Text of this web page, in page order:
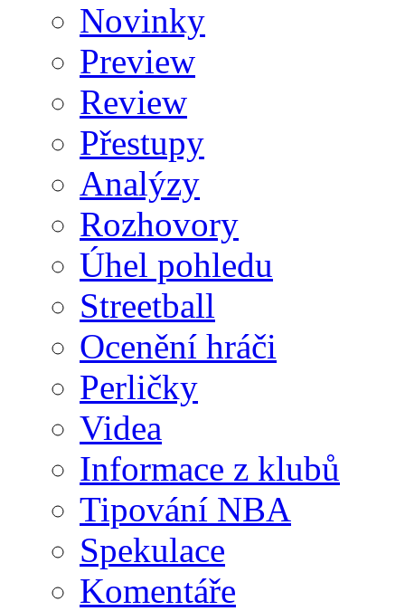
Novinky
Preview
Review
Přestupy
Analýzy
Rozhovory
Úhel pohledu
Streetball
Ocenění hráči
Perličky
Videa
Informace z klubů
Tipování NBA
Spekulace
Komentáře